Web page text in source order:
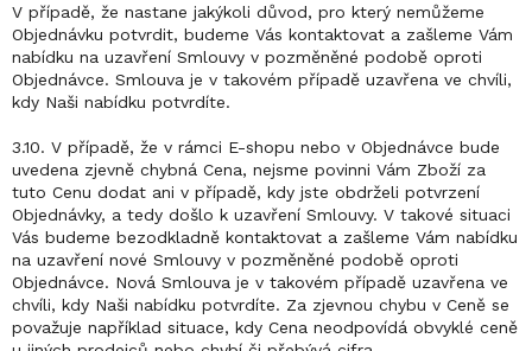
V případě, že nastane jakýkoli důvod, pro který nemůžeme
Objednávku potvrdit, budeme Vás kontaktovat a zašleme Vám
nabídku na uzavření Smlouvy v pozměněné podobě oproti
Objednávce. Smlouva je v takovém případě uzavřena ve chvíli,
kdy Naši nabídku potvrdíte.
3.10. V případě, že v rámci E-shopu nebo v Objednávce bude
uvedena zjevně chybná Cena, nejsme povinni Vám Zboží za
tuto Cenu dodat ani v případě, kdy jste obdrželi potvrzení
Objednávky, a tedy došlo k uzavření Smlouvy. V takové situaci
Vás budeme bezodkladně kontaktovat a zašleme Vám nabídku
na uzavření nové Smlouvy v pozměněné podobě oproti
Objednávce. Nová Smlouva je v takovém případě uzavřena ve
chvíli, kdy Naši nabídku potvrdíte. Za zjevnou chybu v Ceně se
považuje například situace, kdy Cena neodpovídá obvyklé ceně